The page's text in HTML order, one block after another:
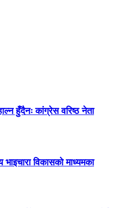
हुँदैनः कांग्रेस वरिष्ठ नेता
विकासको माध्यमका